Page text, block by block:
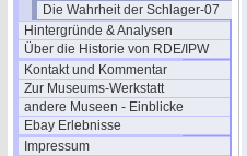
Die Wahrheit der Schlager-07
Hintergründe & Analysen
Über die Historie von RDE/IPW
Kontakt und Kommentar
Zur Museums-Werkstatt
andere Museen - Einblicke
Ebay Erlebnisse
Impressum